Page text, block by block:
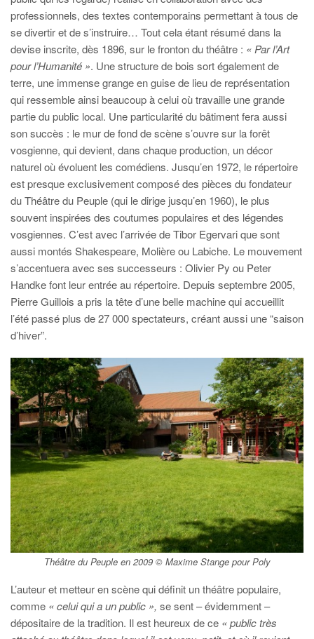
professionnels, des textes contemporains permettant à tous de
se divertir et de s’instruire… Tout cela étant résumé dans la
devise inscrite, dès 1896, sur le fronton du théâtre : « Par l’Art
pour l’Humanité ». Une structure de bois sort également de
terre, une immense grange en guise de lieu de représentation
qui ressemble ainsi beaucoup à celui où travaille une grande
partie du public local. Une particularité du bâtiment fera aussi
son succès : le mur de fond de scène s’ouvre sur la forêt
vosgienne, qui devient, dans chaque production, un décor
naturel où évoluent les comédiens. Jusqu’en 1972, le répertoire
est presque exclusivement composé des pièces du fondateur
du Théâtre du Peuple (qui le dirige jusqu’en 1960), le plus
souvent inspirées des coutumes populaires et des légendes
vosgiennes. C’est avec l’arrivée de Tibor Egervari que sont
aussi montés Shakespeare, Molière ou Labiche. Le mouvement
s’accentuera avec ses successeurs : Olivier Py ou Peter
Handke font leur entrée au répertoire. Depuis septembre 2005,
Pierre Guillois a pris la tête d’une belle machine qui accueillit
l’été passé plus de 27 000 spectateurs, créant aussi une “saison
d’hiver”.
Théâtre du Peuple en 2009 © Maxime Stange pour Poly
L’auteur et metteur en scène qui définit un théâtre populaire,
comme « celui qui a un public », se sent – évidemment –
dépositaire de la tradition. Il est heureux de ce « public très